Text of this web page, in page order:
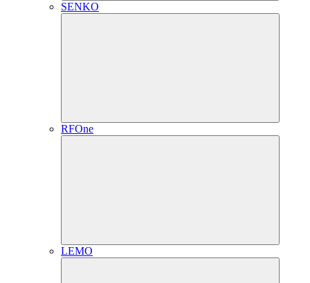
SENKO
RFOne
LEMO